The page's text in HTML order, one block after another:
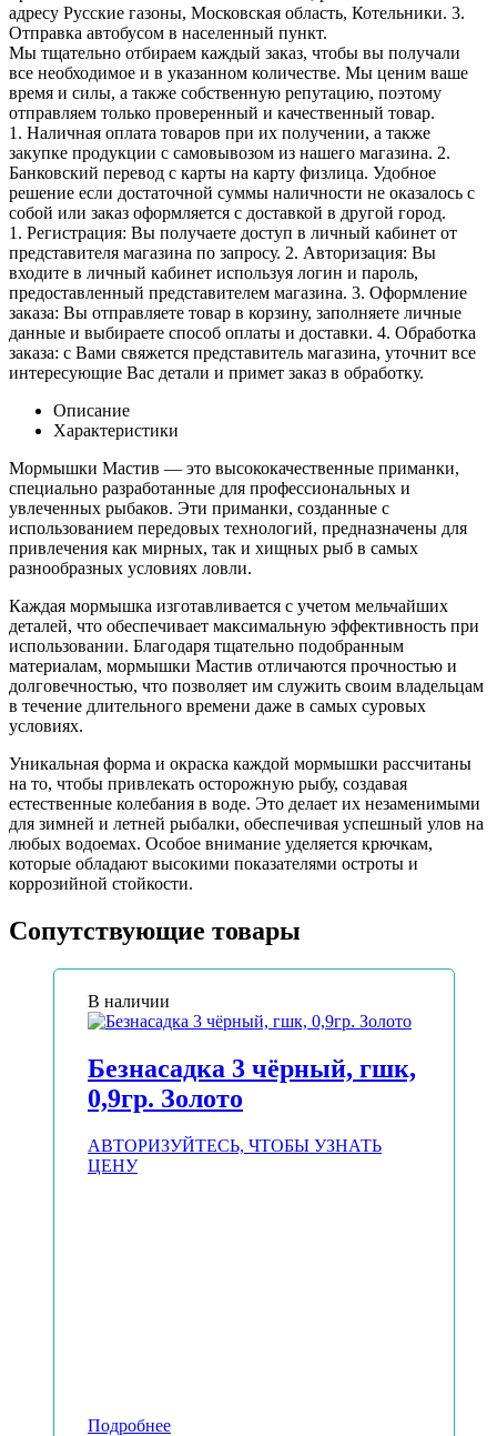
адресу Русские газоны, Московская область, Котельники. 3.
Отправка автобусом в населенный пункт.
Мы тщательно отбираем каждый заказ, чтобы вы получали
все необходимое и в указанном количестве. Мы ценим ваше
время и силы, а также собственную репутацию, поэтому
отправляем только проверенный и качественный товар.
1. Наличная оплата товаров при их получении, а также
закупке продукции с самовывозом из нашего магазина. 2.
Банковский перевод с карты на карту физлица. Удобное
решение если достаточной суммы наличности не оказалось с
собой или заказ оформляется с доставкой в другой город.
1. Регистрация: Вы получаете доступ в личный кабинет от
представителя магазина по запросу. 2. Авторизация: Вы
входите в личный кабинет используя логин и пароль,
предоставленный представителем магазина. 3. Оформление
заказа: Вы отправляете товар в корзину, заполняете личные
данные и выбираете способ оплаты и доставки. 4. Обработка
заказа: с Вами свяжется представитель магазина, уточнит все
интересующие Вас детали и примет заказ в обработку.
Описание
Характеристики
Мормышки Мастив — это высококачественные приманки,
специально разработанные для профессиональных и
увлеченных рыбаков. Эти приманки, созданные с
использованием передовых технологий, предназначены для
привлечения как мирных, так и хищных рыб в самых
разнообразных условиях ловли.
Каждая мормышка изготавливается с учетом мельчайших
деталей, что обеспечивает максимальную эффективность при
использовании. Благодаря тщательно подобранным
материалам, мормышки Мастив отличаются прочностью и
долговечностью, что позволяет им служить своим владельцам
в течение длительного времени даже в самых суровых
условиях.
Уникальная форма и окраска каждой мормышки рассчитаны
на то, чтобы привлекать осторожную рыбу, создавая
естественные колебания в воде. Это делает их незаменимыми
для зимней и летней рыбалки, обеспечивая успешный улов на
любых водоемах. Особое внимание уделяется крючкам,
которые обладают высокими показателями остроты и
коррозийной стойкости.
Сопутствующие товары
В наличии
Безнасадка 3 чёрный, гшк,
0,9гр. Золото
АВТОРИЗУЙТЕСЬ, ЧТОБЫ УЗНАТЬ
ЦЕНУ
Подробнее